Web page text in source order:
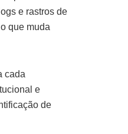
e rastros de
que muda
cada
e
de